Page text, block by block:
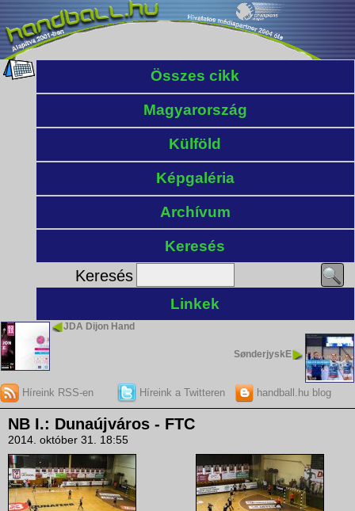
Összes cikk
Magyarország
Külföld
Képgaléria
Archívum
Keresés
Keresés
Linkek
JDA Dijon Hand
SønderjyskE
Híreink RSS-en Híreink a Twitteren handball.hu blog
NB I.: Dunaújváros - FTC
2014. október 31. 18:55